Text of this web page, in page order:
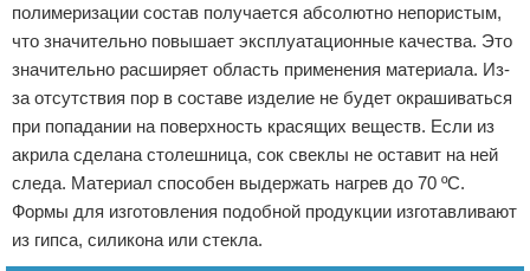
полимеризации состав получается абсолютно непористым,
что значительно повышает эксплуатационные качества. Это
значительно расширяет область применения материала. Из-
за отсутствия пор в составе изделие не будет окрашиваться
при попадании на поверхность красящих веществ. Если из
акрила сделана столешница, сок свеклы не оставит на ней
следа. Материал способен выдержать нагрев до 70 ºС.
Формы для изготовления подобной продукции изготавливают
из гипса, силикона или стекла.